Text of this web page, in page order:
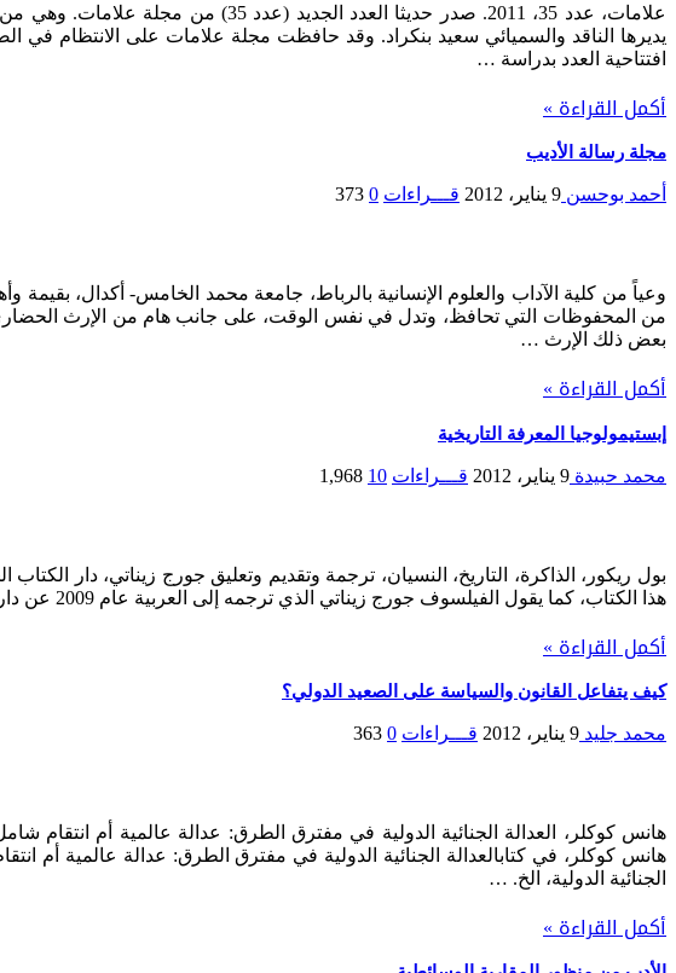
علامات، عدد 35، 2011. صدر حديثا
افتتاحية العدد بدراسة …
أكمل القراءة »
مجلة رسالة الأديب
أحمد بوحسن 9 يناير، 2012 قـــراءات 0
373
وعياً من كلية الآداب والعلوم الإنسانية بالرباط، جامعة محمد الخامس- أكدال، بقيمة
من المحفوظات التي تحافظ، وتدل في نفس الوقت، على جانب هام من الإرث الحضاري
بعض ذلك الإرث …
أكمل القراءة »
إبستيمولوجيا المعرفة التاريخية
محمد حبيدة 9 يناير، 2012 قـــراءات 10
1,968
هذا الكتاب، كما يقول الفيلسوف جورج زيناتي الذي ترجمه إلى العربية عام 2009 عن دار الكتاب الجديد ببيروت1، “آخر كتاب فلسفي هام صدر في القرن العشرين”. …
أكمل القراءة »
كيف يتفاعل القانون والسياسة على الصعيد الدولي؟
محمد جليد 9 يناير، 2012 قـــراءات 0
363
هانس كوكلر، في كتابالعدالة الجنائية الدولية في مفترق الطرق: عدالة عالمية أم
الجنائية الدولية، الخ. …
أكمل القراءة »